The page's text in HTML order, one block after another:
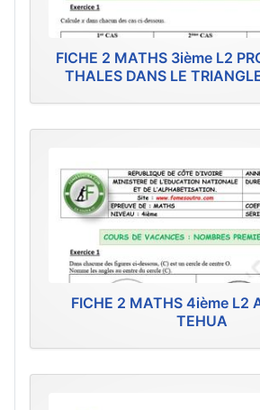
FICHE 2 MATHS 3ième L2
THALES DANS LE
FICHE 2 MATHS 4ième L2
TEHUA